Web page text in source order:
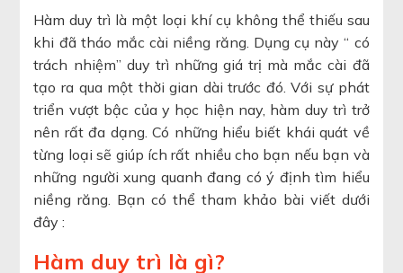
Hàm duy trì là một loại khí cụ không thể thiếu sau
khi đã tháo mắc cài niềng răng. Dụng cụ này “ có
trách nhiệm” duy trì những giá trị mà mắc cài đã
tạo ra qua một thời gian dài trước đó. Với sự phát
triển vượt bậc của y học hiện nay, hàm duy trì trở
nên rất đa dạng. Có những hiểu biết khái quát về
từng loại sẽ giúp ích rất nhiều cho bạn nếu bạn và
những người xung quanh đang có ý định tìm hiểu
niềng răng. Bạn có thể tham khảo bài viết dưới
đây :
Hàm duy trì là gì?